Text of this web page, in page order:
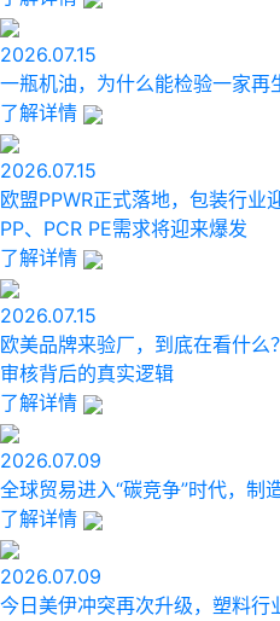
2026.07.15
一瓶机油，为什么能检验一家再
了解详情
2026.07.15
欧盟PPWR正式落地，包装行业
PP、PCR PE需求将迎来爆发
了解详情
2026.07.15
欧美品牌来验厂，到底在看什
审核背后的真实逻辑
了解详情
2026.07.09
全球贸易进入“碳竞争”时代，制
了解详情
2026.07.09
今日美伊冲突再次升级，塑料行